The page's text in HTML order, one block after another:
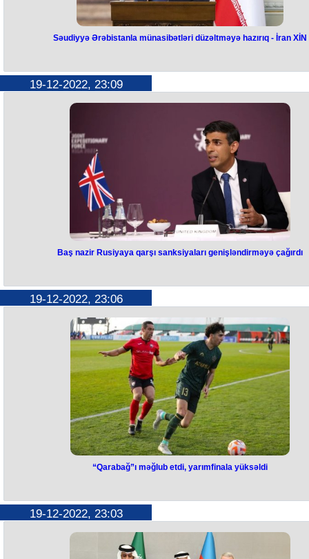
münasibətləri düzəltməyə hazırıq
İran XİN
İran Səudiyyə Ərəbistanı ilə münasibətləri normallaşdırmağa hazırdır.
barədə İranın xarici işlər naziri Hüseyn Əmir Abdullahian bildirib.
"Səudiyyə Ərəbistanı ilə danışıqlar əvvəlki yolla davam edəcək, biz
diplomatiya yolu ilə getməyə, iki ölkənin səfirliklərini yenidən açmağa
Səudiyyə tərəfi buna hazır olduqdan sonra normal münasibətlərə
qayıtmağa hazırıq", - İranın xarici işlər naziri bildirib. Dekabrın 17-də
agentliyi məlumat yayıb ki, İran prezidenti İbrahim Rəisi Əmman
çərçivəsində Səudiyyə Ərəbistanının vəliəhd şahzadəsi və baş naziri
Məhəmməd bin Salman Əl Səud ilə görüşə bilər. Abdullahianın
görə, dekabrın 20-də Əmmanda keçiriləcək konfransda "regiondakı
problemlərin aradan qaldırılması üçün platforma yaradıla bilər".
Səudiyyə Ərəbistanla münasibətləri düzəltməyə hazırıq - İran XİN
19-12-2022, 23:09
sanksiyaları genişləndirməyə
çağırdı
Böyük Britaniyanın baş naziri Rişi Sunak tərəfdaş ölkələri Rusiyaya
iqtisadi sanksiyaları genişləndirməyə çağırıb. Bu barədə o, Birləşmiş
Ekspedisiya Qüvvələrinin Riqada keçirilən sammitində danışıb. Onun
sözlərinə görə, Rusiya ordusu Ukraynada olduğu müddətdə Moskva
Kiyev arasında danışıqlar baş tutmayacaq. “Bizə aydın olmalıdır ki,
Rusiyanın hər hansı birtərəfli atəşkəs çağırışı hazırkı kontekstdə
mənasızdır. Düşünürəm ki, bu, yalançı çağırış olacaq. Bundan Rusiya
qoşunlarını yenidən toplamaq və gücləndirmək üçün istifadə edəcək.
Qoşunları zəbt etdikləri ərazilərdən çıxarmayana qədər real
aparıla bilməz”, - deyə Sunak qeyd edib.
Baş nazir Rusiyaya qarşı sanksiyaları genişləndirməyə çağırdı
19-12-2022, 23:06
yarımfinala yüksəldi
start verilib. İlk oyun gününə nəzərdə tutulan 2 qarşılaşmadan biri
çatıb. Belə ki, "Qəbələ" klubu öz meydanında "Qarabağ"ı qəbul edib.
oyunu 2:2 hesabı ilə başa çatan komandaların görüşü "Qəbələ"nin
“Qarabağ”ı məğlub etdi, yarımfinala yüksəldi
19-12-2022, 23:03